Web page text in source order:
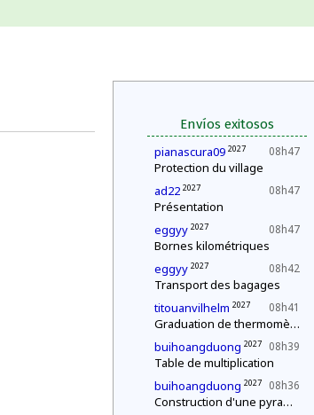
Envíos exitosos
08h47
pianascura09 2027
Protection du village
08h47
ad22 2027
Présentation
08h47
eggyy 2027
Bornes kilométriques
08h42
eggyy 2027
Transport des bagages
08h41
titouanvilhelm 2027
Graduation de thermomètres
08h39
buihoangduong 2027
Table de multiplication
08h36
buihoangduong 2027
Construction d'une pyramide